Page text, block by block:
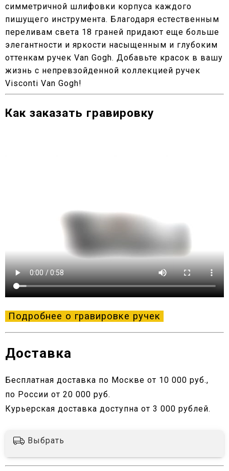
симметричной шлифовки корпуса каждого
пишущего инструмента. Благодаря естественным
переливам света 18 граней придают еще больше
элегантности и яркости насыщенным и глубоким
оттенкам ручек Van Gogh. Добавьте красок в вашу
жизнь с непревзойденной коллекцией ручек
Visconti Van Gogh!
Как заказать гравировку
Подробнее о гравировке ручек
Доставка
Бесплатная доставка по Москве от 10 000 руб.,
по России от 20 000 руб.
Курьерская доставка доступна от 3 000 рублей.
Выбрать